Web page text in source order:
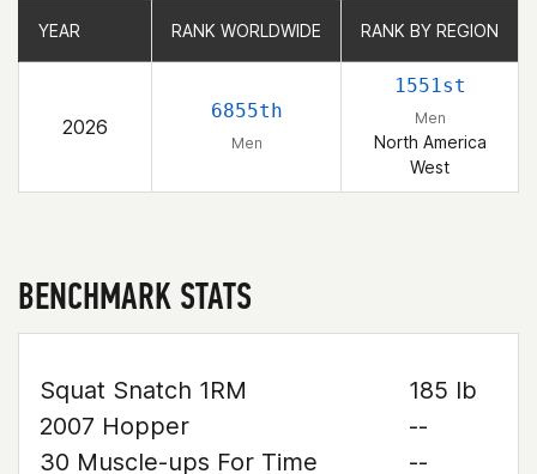
YEAR RANK WORLDWIDE RANK BY REGION
2026
6855th
Men
1551st
Men
North America
West
YEAR RANK WORLDWIDE RANK BY REGION
BENCHMARK STATS
Squat Snatch 1RM
185 lb
2007 Hopper
--
30 Muscle-ups For Time
--